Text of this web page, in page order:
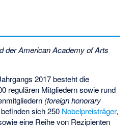
der American Academy of Arts
2017 besteht die
regulären Mitgliedern sowie rund
(foreign honorary
sich 250 Nobelpreisträger,
eine Reihe von Rezipienten